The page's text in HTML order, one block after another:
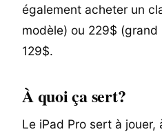
également acheter un
modèle) ou 229$
129$.
À quoi ça sert?
Le iPad Pro sert à